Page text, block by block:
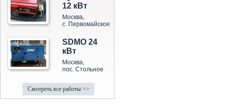
12 кВт
Москва,
с. Первомайское
SDMO 24
кВт
Москва,
пос. Стольное
Смотреть все работы >>